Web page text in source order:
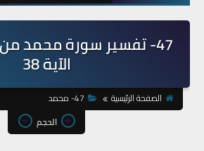
الآية 38
الصفحة الرئيسية
47- محمد
الحجم